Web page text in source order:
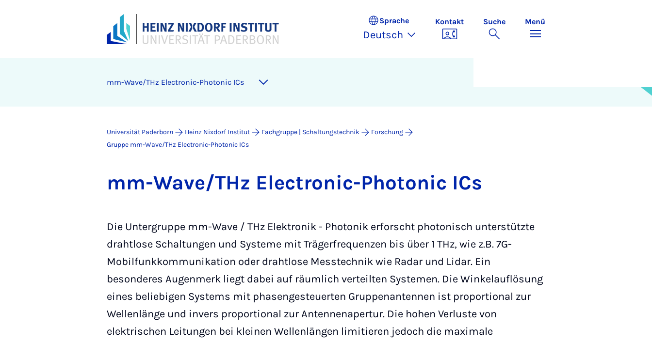
Sprache
Deutsch
Kontakt Suche Menü
mm-Wa­­ve/THz Elec­tro­­nic-Pho­to­­nic ICs
Universität Paderborn Heinz Nixdorf Institut Fachgruppe | Schaltungstechnik
Forschung
Gruppe mm-Wa­ve/THz Elec­tro­nic-Pho­to­nic ICs
mm-Wa­­ve/THz Elec­tro­­nic-Pho­to­­nic ICs
Die Untergruppe mm-Wave / THz Elektronik - Photonik erforscht photonisch unterstützte
drahtlose Schaltungen und Systeme mit Trägerfrequenzen bis über 1 THz, wie z.B. 7G-
Mobilfunkkommunikation oder drahtlose Messtechnik wie Radar und Lidar. Ein
besonderes Augenmerk liegt dabei auf räumlich verteilten Systemen. Die Winkelauflösung
eines beliebigen Systems mit phasengesteuerten Gruppenantennen ist proportional zur
Wellenlänge und invers proportional zur Antennenapertur. Die hohen Verluste von
elektrischen Leitungen bei kleinen Wellenlängen limitieren jedoch die maximale